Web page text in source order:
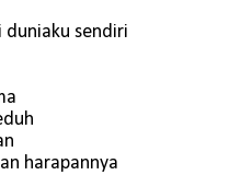
duniaku sendiri
harapannya